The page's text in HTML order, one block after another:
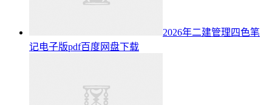
2026年二建管理四色笔
记电子版pdf百度网盘下载